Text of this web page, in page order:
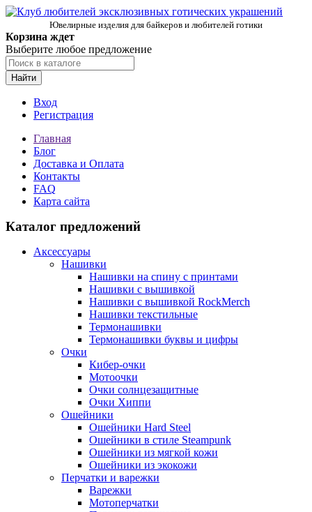
Ювелирные изделия для байкеров и любителей готики
Корзина ждет
Выберите любое предложение
Найти
Вход
Регистрация
Главная
Блог
Доставка и Оплата
Контакты
FAQ
Карта сайта
Каталог предложений
Аксессуары
Нашивки
Нашивки на спину с принтами
Нашивки с вышивкой
Нашивки с вышивкой RockMerch
Нашивки текстильные
Термонашивки
Термонашивки буквы и цифры
Очки
Кибер-очки
Мотоочки
Очки солнцезащитные
Очки Хиппи
Ошейники
Ошейники Hard Steel
Ошейники в стиле Steampunk
Ошейники из мягкой кожи
Ошейники из экокожи
Перчатки и варежки
Варежки
Мотоперчатки